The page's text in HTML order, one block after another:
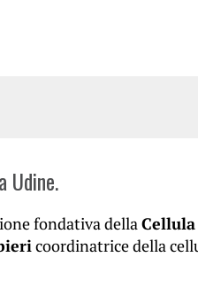
Udine.
fondativa della
coordinatrice della